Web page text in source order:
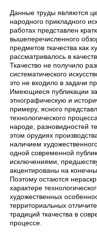
Данные труды являются
народного прикладного
работах представлен
вышеперечисленного
предметов ткачества как
рассматривалось в
Ткачество не получило
систематического
это не входило в задачи
Имеющиеся публикации
этнографическую и
примеру, ясного
технологического
народе, разновидностей
этом орудиях
наличием
одной современной
исключениями,
акцентированы на
Поэтому остаются
характере
художественных
территориальных
традиций ткачества в
процессе.